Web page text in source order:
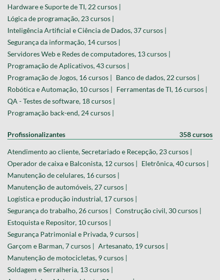
Hardware e Suporte de TI, 22 cursos |
Lógica de programação, 23 cursos |
Inteligência Artificial e Ciência de Dados, 37 cursos |
Segurança da informação, 14 cursos |
Servidores Web e Redes de computadores, 13 cursos |
Programação de Aplicativos, 43 cursos |
Programação de Jogos, 16 cursos | Banco de dados, 22 cursos |
Robótica e Automação, 10 cursos | Ferramentas de TI, 16 cursos |
QA - Testes de software, 18 cursos |
Programação back-end, 24 cursos |
Profissionalizantes 358 cursos
Atendimento ao cliente, Secretariado e Recepção, 23 cursos |
Operador de caixa e Balconista, 12 cursos | Eletrônica, 40 cursos |
Manutenção de celulares, 16 cursos |
Manutenção de automóveis, 27 cursos |
Logística e produção industrial, 17 cursos |
Segurança do trabalho, 26 cursos | Construção civil, 30 cursos |
Estoquista e Repositor, 10 cursos |
Segurança Patrimonial e Privada, 9 cursos |
Garçom e Barman, 7 cursos | Artesanato, 19 cursos |
Manutenção de motocicletas, 9 cursos |
Soldagem e Serralheria, 13 cursos |